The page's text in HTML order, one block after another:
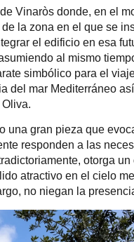
Vinaròs donde, en el
la zona en el que se
el edificio en esa
al mismo
simbólico para el
del mar Mediterráneo
una gran pieza que
responden a las
otorga
atractivo en el cielo
no niegan la